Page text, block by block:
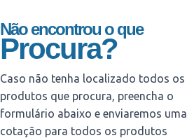
Não encontrou o que
Procura?
Caso não tenha localizado todos os
produtos que procura, preencha o
formulário abaixo e enviaremos uma
cotação para todos os produtos